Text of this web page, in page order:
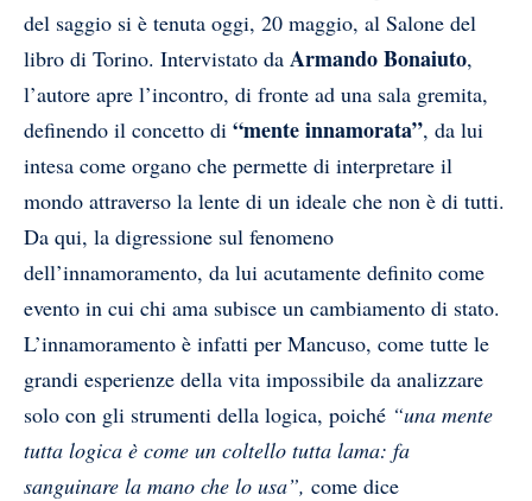
del saggio si è tenuta oggi, 20 maggio, al Salone del
libro di Torino. Intervistato da Armando Bonaiuto,
l’autore apre l’incontro, di fronte ad una sala gremita,
definendo il concetto di “mente innamorata”, da lui
intesa come organo che permette di interpretare il
mondo attraverso la lente di un ideale che non è di tutti.
Da qui, la digressione sul fenomeno
dell’innamoramento, da lui acutamente definito come
evento in cui chi ama subisce un cambiamento di stato.
L’innamoramento è infatti per Mancuso, come tutte le
grandi esperienze della vita impossibile da analizzare
solo con gli strumenti della logica, poiché “una mente
tutta logica è come un coltello tutta lama: fa
sanguinare la mano che lo usa”, come dice